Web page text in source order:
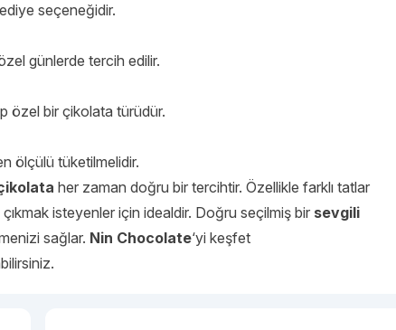
seçeneğidir.
günlerde tercih edilir.
özel bir çikolata türüdür.
ölçülü tüketilmelidir.
her zaman doğru bir tercihtir. Özellikle farklı tatlar
çıkmak isteyenler için idealdir. Doğru seçilmiş bir sevgili
sağlar. Nin Chocolate‘yi keşfet